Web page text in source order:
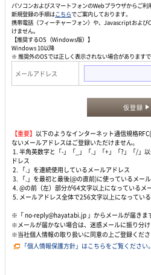
パソコンおよびスマートフォンのWebプラウザからご利
新規登録の手順はこちらでご案内しております。
携帯電話（フィーチャーフォン）や、Javascriptおよ
けません。
【推奨するOS（Windows版）】
Windows 10以降
※ 推奨外のOSでは正しく表示されない場合がありますで
メールアドレス
仮登録
【重要】 以下のようなインターネット通信規格
ないメールアドレスはご登録いただけません。
1. 半角英数字と「-」「_」「.」「+」「?」「/」
ドレス
2. 「.」を連続使用しているメールアドレス
3. 「.」を最初と最後(@の直前)に使っているメー
4. @の前（左）部分が64文字以上になっているメ
5. メールアドレス全体で256文字以上になってい
※「 no-reply@hayatabi.jp 」からメールが届きま
※メールが届かない場合は、迷惑メールに振り分け
※当社個人情報の取り扱いに同意の上ご登録くださ
「個人情報保護方針」はこちらをご覧ください。